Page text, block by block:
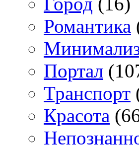
Романтика
Портал
Транспорт
Красота